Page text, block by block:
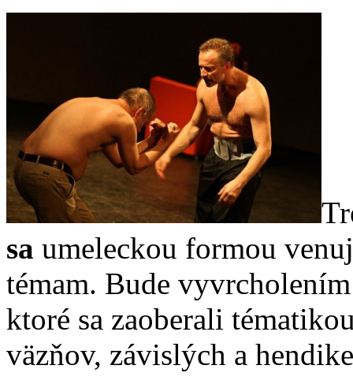
sa umeleckou formou
témam. Bude
ktoré sa zaoberali
väzňov, závislých a